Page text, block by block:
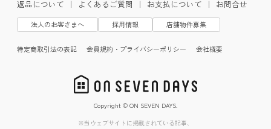
返品について ｜ よくあるご質問 ｜ お支払について ｜ お問合せ
法人のお客さまへ 採用情報 店舗物件募集
特定商取引法の表記 会員規約・プライバシーポリシー 会社概要
Copyright © ON SEVEN DAYS.
※当ウェブサイトに掲載されている記事、